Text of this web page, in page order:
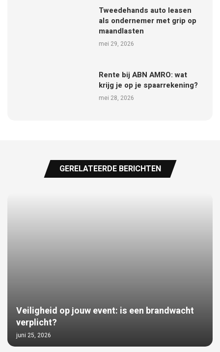
Tweedehands auto leasen
als ondernemer met grip op
maandlasten
mei 29, 2026
Rente bij ABN AMRO: wat
krijg je op je spaarrekening?
mei 28, 2026
GERELATEERDE BERICHTEN
Veiligheid op jouw event: is een brandwacht
verplicht?
juni 25, 2026